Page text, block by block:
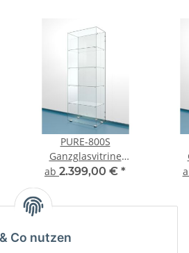
Co nutzen
PURE-800S
Ganzglasvitrine
staubdicht
Präsentationsvitrine
ab 2.399,00 € *